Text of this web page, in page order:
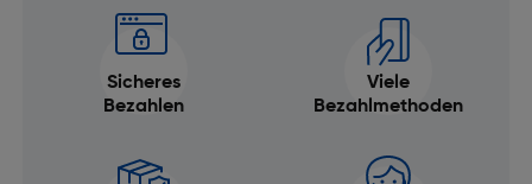
Sicheres
Bezahlen
Viele
Bezahlmethoden